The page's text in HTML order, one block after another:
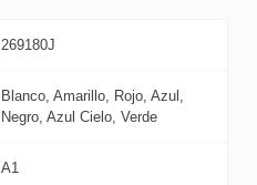
269180J
Blanco, Amarillo, Rojo, Azul,
Negro, Azul Cielo, Verde
A1